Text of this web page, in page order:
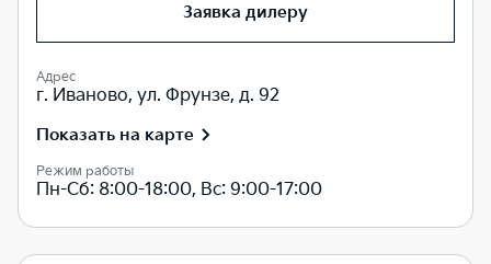
Заявка дилеру
Адрес
г. Иваново, ул. Фрунзе, д. 92
Показать на карте
Режим работы
Пн-Сб: 8:00-18:00, Вс: 9:00-17:00